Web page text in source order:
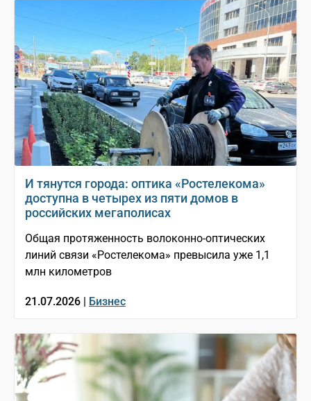
И тянутся города: оптика «Ростелекома»
доступна в четырех из пяти домов в
российских мегаполисах
Общая протяженность волоконно-оптических
линий связи «Ростелекома» превысила уже 1,1
млн километров
21.07.2026 | Бизнес